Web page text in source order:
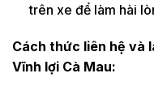
trên xe để làm hài
Cách thức liên hệ và
Vĩnh lợi Cà Mau: